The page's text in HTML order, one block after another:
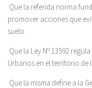
Que la referida norma
promover acciones que
suelo.
Que la Ley Nº 13592
Urbanos en el territorio de
Que la misma define a la